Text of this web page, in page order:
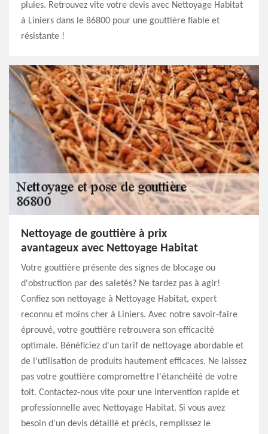
pluies. Retrouvez vite votre devis avec Nettoyage Habitat
à Liniers dans le 86800 pour une gouttière fiable et
résistante !
Nettoyage de gouttière à prix
avantageux avec Nettoyage Habitat
Votre gouttière présente des signes de blocage ou
d'obstruction par des saletés? Ne tardez pas à agir!
Confiez son nettoyage à Nettoyage Habitat, expert
reconnu et moins cher à Liniers. Avec notre savoir-faire
éprouvé, votre gouttière retrouvera son efficacité
optimale. Bénéficiez d'un tarif de nettoyage abordable et
de l'utilisation de produits hautement efficaces. Ne laissez
pas votre gouttière compromettre l'étanchéité de votre
toit. Contactez-nous vite pour une intervention rapide et
professionnelle avec Nettoyage Habitat. Si vous avez
besoin d'un devis détaillé et précis, remplissez le